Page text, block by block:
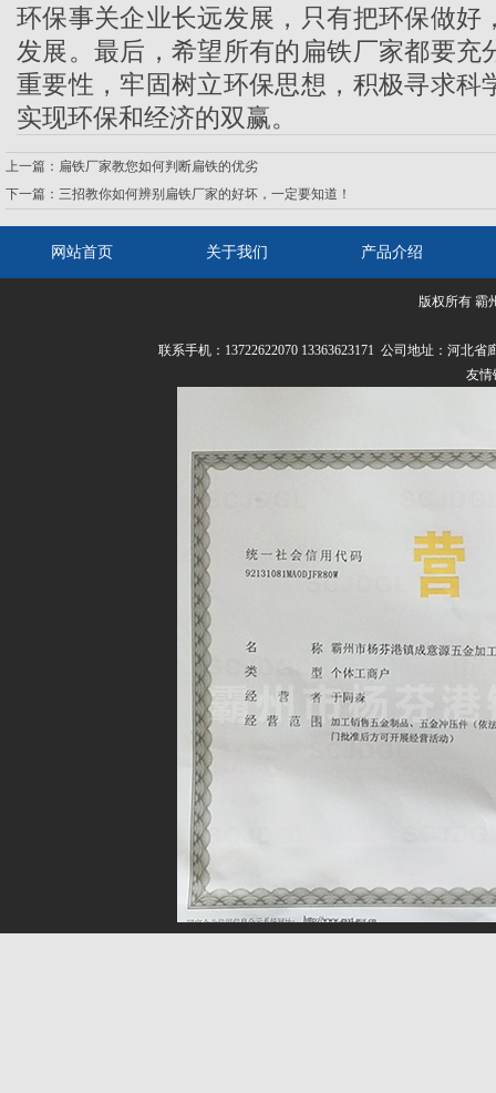
环保事关企业长远发展，只有把环保做好
发展。最后，希望所有的扁铁厂家都要充
重要性，牢固树立环保思想，积极寻求科
实现环保和经济的双赢。
上一篇： 扁铁厂家教您如何判断扁铁的优劣
下一篇： 三招教你如何辨别扁铁厂家的好坏，一定要知道！
网站首页 关于我们 产品介绍
版权所有 霸
联系手机：13722622070 13363623171 公司地址：河北
友情